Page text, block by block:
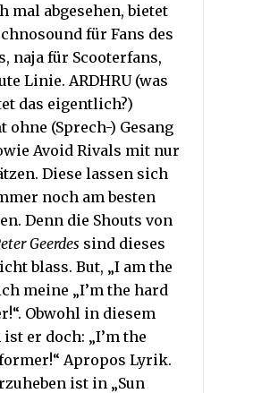
mal abgesehen, bietet
für Fans des
naja für Scooterfans,
Linie. ARDHRU (was
das eigentlich?)
ohne (Sprech-) Gesang
Avoid Rivals mit nur
Diese lassen sich
noch am besten
Denn die Shouts von
Geerdes sind dieses
blass. But, „I am the
meine „I’m the hard
Obwohl in diesem
ist er doch: „I’m the
Apropos Lyrik.
ist in „Sun